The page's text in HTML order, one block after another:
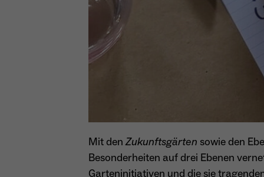
Mit denZukunftsgärten sowie den
Besonderheiten auf drei Ebenen
Garteninitiativen und die sie